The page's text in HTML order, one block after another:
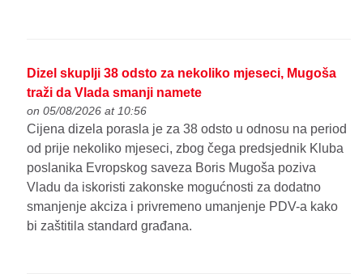
Dizel skuplji 38 odsto za nekoliko mjeseci, Mugoša
traži da Vlada smanji namete
on 05/08/2026 at 10:56
Cijena dizela porasla je za 38 odsto u odnosu na period
od prije nekoliko mjeseci, zbog čega predsjednik Kluba
poslanika Evropskog saveza Boris Mugoša poziva
Vladu da iskoristi zakonske mogućnosti za dodatno
smanjenje akciza i privremeno umanjenje PDV-a kako
bi zaštitila standard građana.